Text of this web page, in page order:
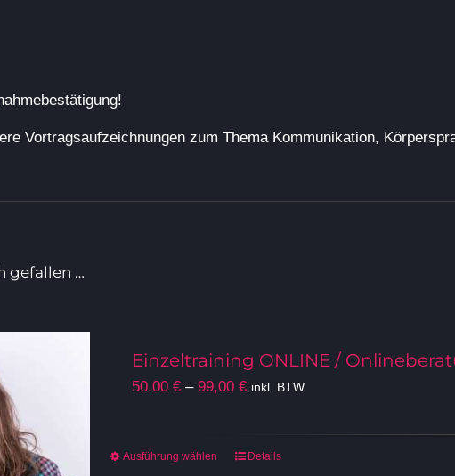
Vortragsaufzeichnungen zum Thema Kommunikation,
gefallen …
Einzeltraining ONLINE /
50,00 € – 99,00 €Preisspanne:
inkl. BTW
Ausführung wählen
Dieses
Details